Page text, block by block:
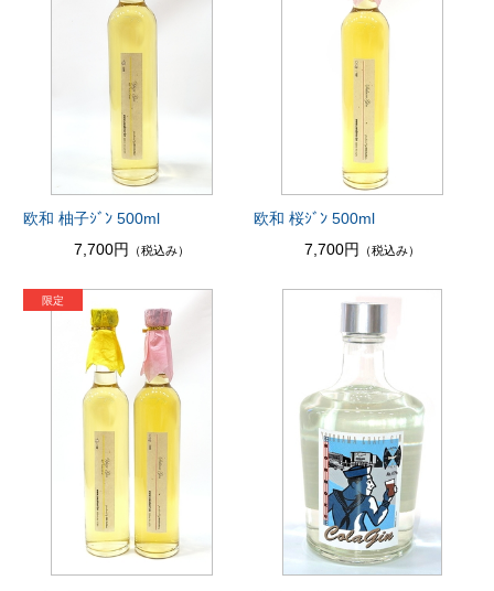
欧和 柚子ｼﾞﾝ 500ml
7,700円
（税込み）
欧和 桜ｼﾞﾝ 500ml
7,700円
（税込み）